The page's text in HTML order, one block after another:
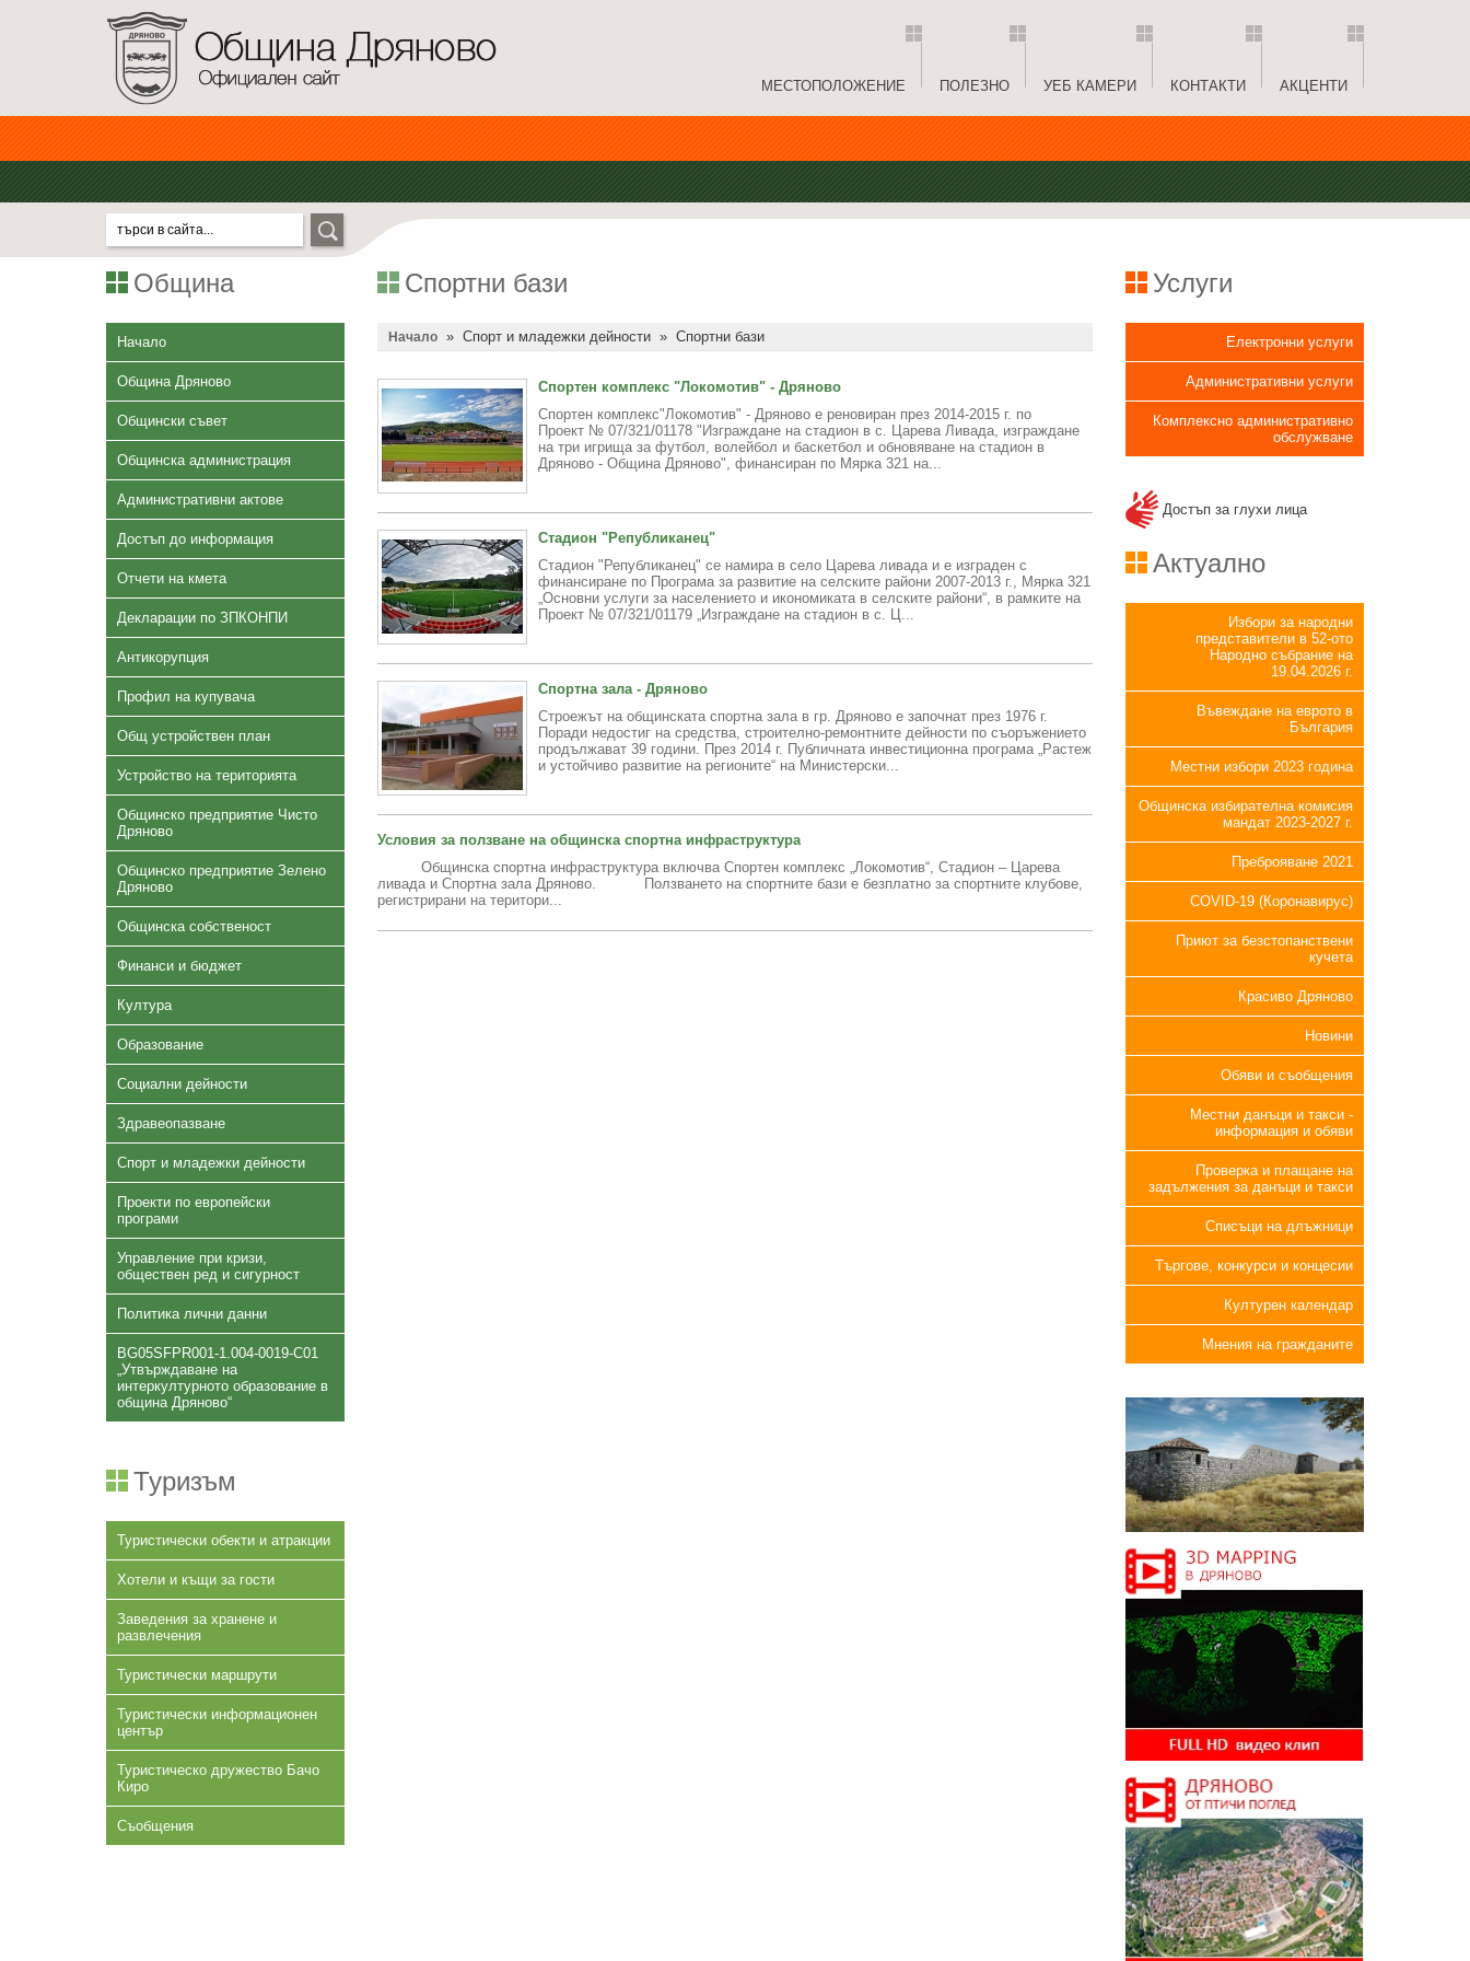
МЕСТОПОЛОЖЕНИЕ ПОЛЕЗНО УЕБ КАМЕРИ КОНТАКТИ АКЦЕНТИ
Община
Начало
Община Дряново
Общински съвет
Общинска администрация
Административни актове
Достъп до информация
Отчети на кмета
Декларации по ЗПКОНПИ
Антикорупция
Профил на купувача
Общ устройствен план
Устройство на територията
Общинско предприятие Чисто
Дряново
Общинско предприятие Зелено
Дряново
Общинска собственост
Финанси и бюджет
Култура
Образование
Социални дейности
Здравеопазване
Спорт и младежки дейности
Проекти по европейски
програми
Управление при кризи,
обществен ред и сигурност
Политика лични данни
BG05SFPR001-1.004-0019-C01
„Утвърждаване на
интеркултурното образование в
община Дряново“
Туризъм
Туристически обекти и атракции
Хотели и къщи за гости
Заведения за хранене и
развлечения
Туристически маршрути
Туристически информационен
център
Туристическо дружество Бачо
Киро
Съобщения
Спортни бази
Начало » Спорт и младежки дейности » Спортни бази
Спортен комплекс "Локомотив" - Дряново
Спортен комплекс"Локомотив" - Дряново е реновиран през 2014-2015 г. по
Проект № 07/321/01178 "Изграждане на стадион в с. Царева Ливада, изграждане
на три игрища за футбол, волейбол и баскетбол и обновяване на стадион в
Дряново - Община Дряново", финансиран по Мярка 321 на...
Стадион "Републиканец"
Стадион "Републиканец" се намира в село Царева ливада и е изграден с
финансиране по Програма за развитие на селските райони 2007-2013 г., Мярка 321
„Основни услуги за населението и икономиката в селските райони“, в рамките на
Проект № 07/321/01179 „Изграждане на стадион в с. Ц...
Спортна зала - Дряново
Строежът на общинската спортна зала в гр. Дряново е започнат през 1976 г.
Поради недостиг на средства, строително-ремонтните дейности по съоръжението
продължават 39 години. През 2014 г. Публичната инвестиционна програма „Растеж
и устойчиво развитие на регионите“ на Министерски...
Условия за ползване на общинска спортна инфраструктура
Общинска спортна инфраструктура включва Спортен комплекс „Локомотив“, Стадион – Царева
ливада и Спортна зала Дряново. Ползването на спортните бази е безплатно за спортните клубове,
регистрирани на територи...
Услуги
Електронни услуги
Административни услуги
Комплексно административно
обслужване
Достъп за глухи лица
Актуално
Избори за народни
представители в 52-ото
Народно събрание на
19.04.2026 г.
Въвеждане на еврото в
България
Местни избори 2023 година
Общинска избирателна комисия
мандат 2023-2027 г.
Преброяване 2021
COVID-19 (Коронавирус)
Приют за безстопанствени
кучета
Красиво Дряново
Новини
Обяви и съобщения
Местни данъци и такси -
информация и обяви
Проверка и плащане на
задължения за данъци и такси
Списъци на длъжници
Търгове, конкурси и концесии
Културен календар
Мнения на гражданите